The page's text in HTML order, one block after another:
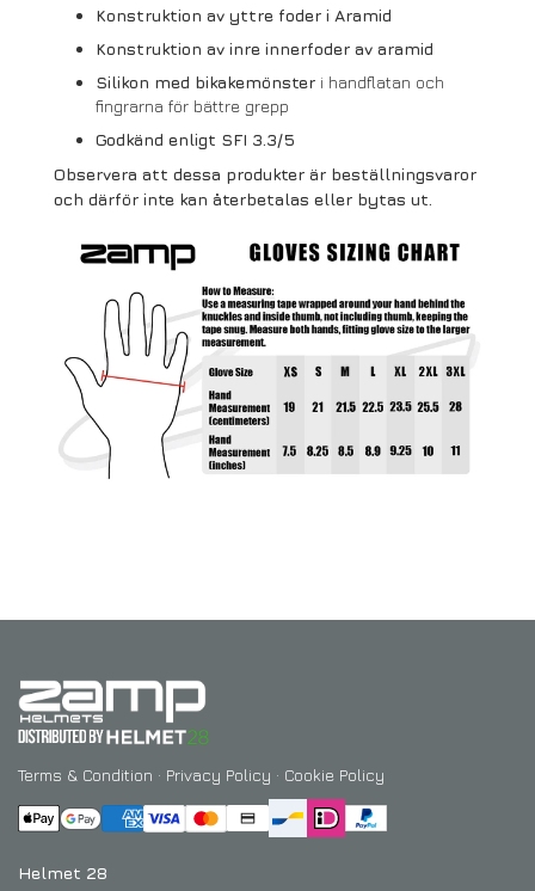
Konstruktion av yttre foder i Aramid
Konstruktion av inre innerfoder av aramid
Silikon med bikakemönster i handflatan och
fingrarna för bättre grepp
Godkänd enligt SFI 3.3/5
Observera att dessa produkter är beställningsvaror
och därför inte kan återbetalas eller bytas ut.
Terms & Condition · Privacy Policy · Cookie Policy
Helmet 28